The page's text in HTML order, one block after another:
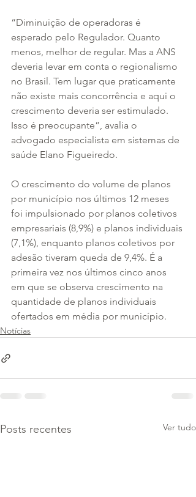
“Diminuição de operadoras é
esperado pelo Regulador. Quanto
menos, melhor de regular. Mas a ANS
deveria levar em conta o regionalismo
no Brasil. Tem lugar que praticamente
não existe mais concorrência e aqui o
crescimento deveria ser estimulado.
Isso é preocupante”, avalia o
advogado especialista em sistemas de
saúde Elano Figueiredo.
O crescimento do volume de planos
por município nos últimos 12 meses
foi impulsionado por planos coletivos
empresariais (8,9%) e planos individuais
(7,1%), enquanto planos coletivos por
adesão tiveram queda de 9,4%. É a
primeira vez nos últimos cinco anos
em que se observa crescimento na
quantidade de planos individuais
ofertados em média por município.
Notícias
Posts recentes Ver tudo